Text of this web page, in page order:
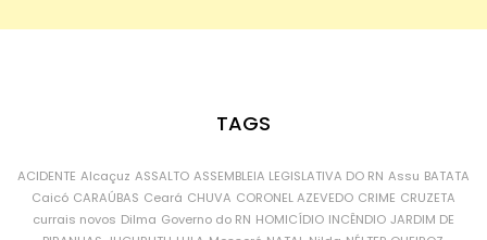
TAGS
ACIDENTE Alcaçuz ASSALTO ASSEMBLEIA LEGISLATIVA DO RN Assu BATATA
Caicó CARAÚBAS Ceará CHUVA CORONEL AZEVEDO CRIME CRUZETA
currais novos Dilma Governo do RN HOMICÍDIO INCÊNDIO JARDIM DE